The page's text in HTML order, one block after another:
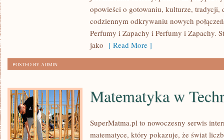
opowieści o gotowaniu, kulturze, tradycji,
codziennym odkrywaniu nowych
Perfumy i Zapachy i Perfumy i Zapachy.
jako [ Read More ]
POSTED BY ADMIN
Matematyka w
SuperMatma.pl to nowoczesny serwis
matematyce, który pokazuje, że świat